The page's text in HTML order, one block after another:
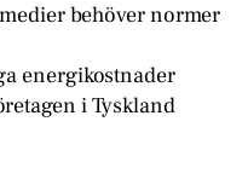
behöver normer
energikostnader
i Tyskland